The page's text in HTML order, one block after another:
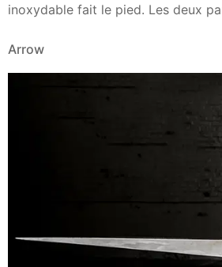
inoxydable fait le pied. Les deux
Arrow